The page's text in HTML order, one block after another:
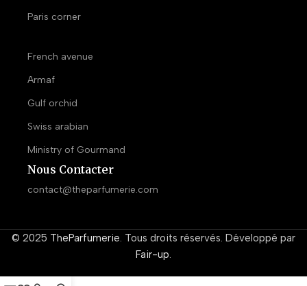
Paris corner
French avenue
Armaf
Gulf orchid
Swiss arabian
Ministry of Gourmand
Nous Contacter
contact@theparfumerie.com
© 2025 TheParfumerie. Tous droits réservés. Développé par
Fair-up.